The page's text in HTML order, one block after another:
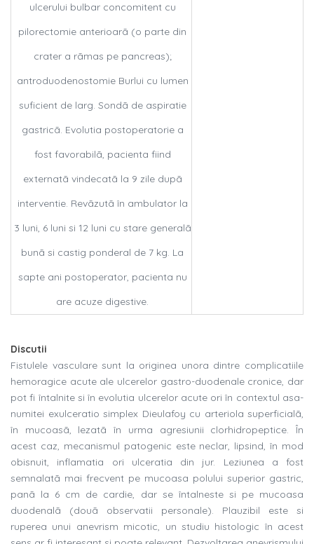
ulcerului bulbar concomitent cu
pilorectomie anterioarã (o parte din
crater a rãmas pe pancreas);
antroduodenostomie Burlui cu lumen
suficient de larg. Sondã de aspiratie
gastricã. Evolutia postoperatorie a
fost favorabilã, pacienta fiind
externatã vindecatã la 9 zile dupã
interventie. Revãzutã în ambulator la
3 luni, 6 luni si 12 luni cu stare generalã
bunã si castig ponderal de 7 kg. La
sapte ani postoperator, pacienta nu
are acuze digestive.
Discutii
Fistulele vasculare sunt la originea unora dintre complicatiile
hemoragice acute ale ulcerelor gastro-duodenale cronice, dar
pot fi întalnite si în evolutia ulcerelor acute ori în contextul asa-
numitei exulceratio simplex Dieulafoy cu arteriola superficialã,
în mucoasã, lezatã în urma agresiunii clorhidropeptice. În
acest caz, mecanismul patogenic este neclar, lipsind, în mod
obisnuit, inflamatia ori ulceratia din jur. Leziunea a fost
semnalatã mai frecvent pe mucoasa polului superior gastric,
panã la 6 cm de cardie, dar se întalneste si pe mucoasa
duodenalã (douã observatii personale). Plauzibil este si
ruperea unui anevrism micotic, un studiu histologic în acest